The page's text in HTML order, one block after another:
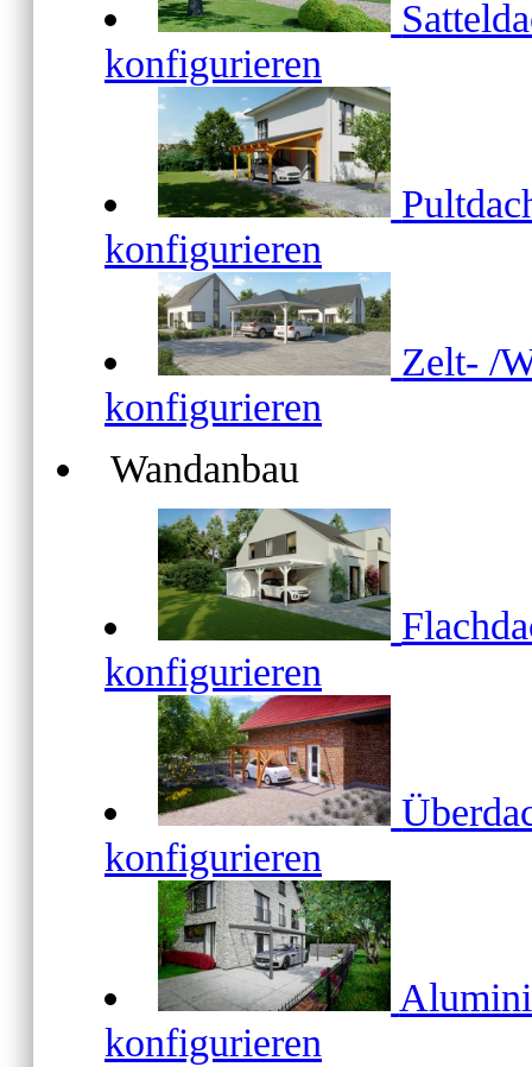
konfigurieren
konfigurieren
Zelt- /
konfigurieren
Wandanbau
konfigurieren
konfigurieren
konfigurieren